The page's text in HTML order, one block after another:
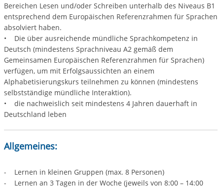
Bereichen Lesen und/oder Schreiben unterhalb des Niveaus B1
entsprechend dem Europäischen Referenzrahmen für Sprachen
absolviert haben.
• Die über ausreichende mündliche Sprachkompetenz in
Deutsch (mindestens Sprachniveau A2 gemäß dem
Gemeinsamen Europäischen Referenzrahmen für Sprachen)
verfügen, um mit Erfolgsaussichten an einem
Alphabetisierungskurs teilnehmen zu können (mindestens
selbstständige mündliche Interaktion).
• die nachweislich seit mindestens 4 Jahren dauerhaft in
Deutschland leben
Allgemeines:
- Lernen in kleinen Gruppen (max. 8 Personen)
- Lernen an 3 Tagen in der Woche (jeweils von 8:00 – 14:00